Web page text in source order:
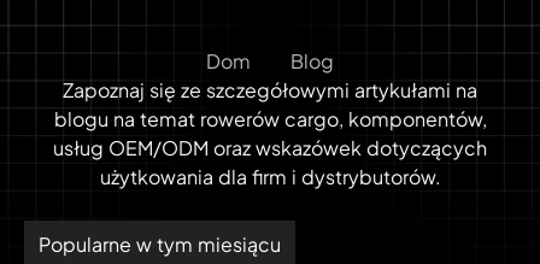
Dom
Blog
Zapoznaj się ze szczegółowymi artykułami na
blogu na temat rowerów cargo, komponentów,
usług OEM/ODM oraz wskazówek dotyczących
użytkowania dla firm i dystrybutorów.
Popularne w tym miesiącu